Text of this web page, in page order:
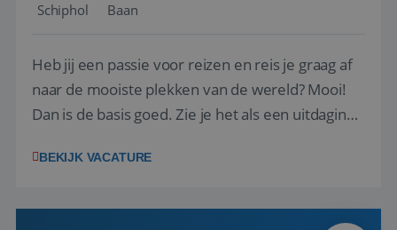
Schiphol Baan
Heb jij een passie voor reizen en reis je graag af
naar de mooiste plekken van de wereld? Mooi!
Dan is de basis goed. Zie je het als een uitdaging
het samenstellen en boeken van de perfecte
deze onderdelen zijn nu samen gevoegd...
BEKIJK VACATURE